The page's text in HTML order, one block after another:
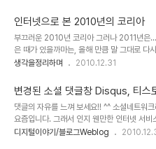
야기를 하면서는... 자유에너지!!! 어..
은 고등학교 정문에 "잡상인 및 교수 출입금
그 신분적 위치가 땅에 떨어지기도 했지요. 너
것도 벌써 10년 전 어느 교수님을 만나 그 분
니다. 그분께서 자괴감에 좀 과장하여 표현하
러나 실질적으로 입시철이 다가올 때 웬만한
에 조금이라도 오해는 없으셨으면 ..
인터넷으로 본 2010년의 코리아
부끄러운 2010년 코리아 그러나 2011년은
은 때가 있을까마는, 올해 만큼 말 그대로
때가 또 있었을까 싶습니다. 일들 하나 하나를
지 않았던 때가 더 많게 느껴지는데, 그건 저
니다. 또한 다른 분들도 그러실지 모르겠는데
지 않음에도 "시간이 흘렀다"라는 사실에서
어떻게 설명을 해야할지 모르겠습니다. 지나
각에 따라서 달라지리라고 생각합니다. 그런
생각을정리하며 2010.12.31
변경된 소셜 댓글창 Disqus, 티스
댓글의 자유를 느껴 보세요!! ^^ 소셜네트워
요즘입니다. 그래서 인지 웬만한 인터넷 서비
단어가 붙게되는 듯 합니다. 특히 인터넷과 관
디지털이야기/블로그Weblog